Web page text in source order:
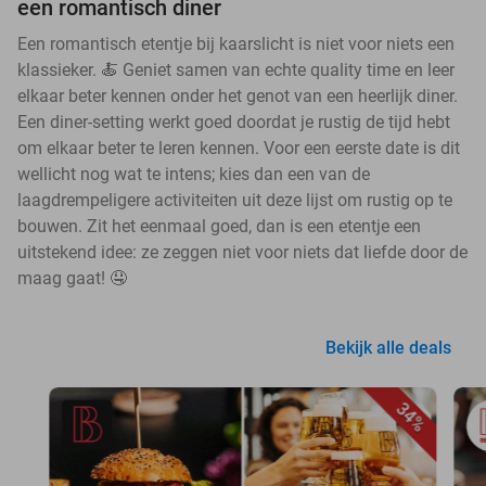
een romantisch diner
Een romantisch etentje bij kaarslicht is niet voor niets een
klassieker. 🍝 Geniet samen van echte quality time en leer
elkaar beter kennen onder het genot van een heerlijk diner.
Een diner-setting werkt goed doordat je rustig de tijd hebt
om elkaar beter te leren kennen. Voor een eerste date is dit
wellicht nog wat te intens; kies dan een van de
laagdrempeligere activiteiten uit deze lijst om rustig op te
bouwen. Zit het eenmaal goed, dan is een etentje een
uitstekend idee: ze zeggen niet voor niets dat liefde door de
maag gaat! 🤤
Bekijk alle deals
34%